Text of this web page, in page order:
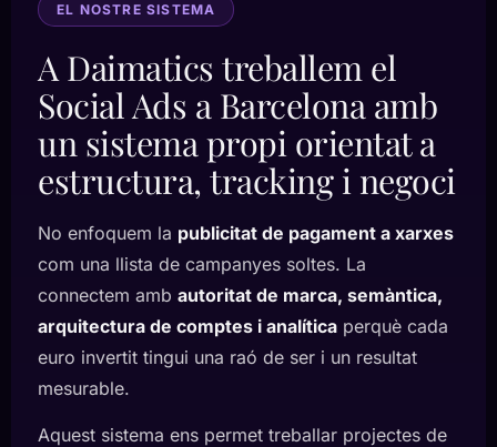
EL NOSTRE SISTEMA
A Daimatics treballem el
Social Ads a Barcelona amb
un sistema propi orientat a
estructura, tracking i negoci
No enfoquem la publicitat de pagament a xarxes
com una llista de campanyes soltes. La
connectem amb autoritat de marca, semàntica,
arquitectura de comptes i analítica perquè cada
euro invertit tingui una raó de ser i un resultat
mesurable.
Aquest sistema ens permet treballar projectes de